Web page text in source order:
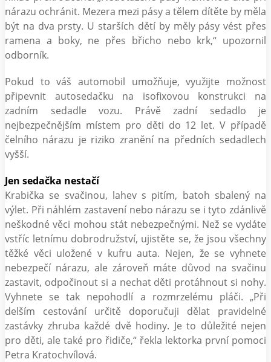
nárazu ochránit. Mezera mezi pásy a tělem dítěte by měla
být na dva prsty. U starších dětí by měly pásy vést přes
ramena a boky, ne přes břicho nebo krk,“ upozornil
odborník.
Pokud to váš automobil umožňuje, využijte možnost
připevnit autosedačku na isofixovou konstrukci na
zadním sedadle vozu. Právě zadní sedadlo je
nejbezpečnějším místem pro děti do 12 let. V případě
čelního nárazu je riziko zranění na předních sedadlech
vyšší.
Jen sedačka nestačí
Krabička se svačinou, lahev s pitím, batoh sbalený na
výlet. Při náhlém zastavení nebo nárazu se i tyto zdánlivě
neškodné věci mohou stát nebezpečnými. Než se vydáte
vstříc letnímu dobrodružství, ujistěte se, že jsou všechny
těžké věci uložené v kufru auta. Nejen, že se vyhnete
nebezpečí nárazu, ale zároveň máte důvod na svačinu
zastavit, odpočinout si a nechat děti protáhnout si nohy.
Vyhnete se tak nepohodlí a rozmrzelému pláči. „Při
delším cestování určitě doporučuji dělat pravidelné
zastávky zhruba každé dvě hodiny. Je to důležité nejen
pro děti, ale také pro řidiče,“ řekla lektorka první pomoci
Petra Kratochvílová.